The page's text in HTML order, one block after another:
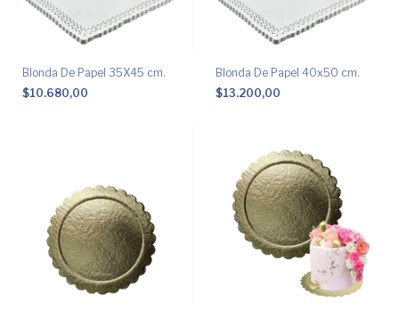
Blonda De Papel 35X45 cm.
$10.680,00
Blonda De Papel 40x50 cm.
$13.200,00